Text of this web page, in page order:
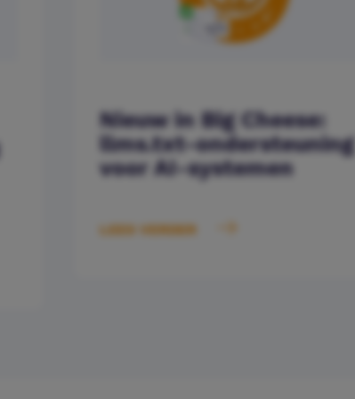
Nieuw in Big Cheese:
llms.txt-ondersteuning
voor AI-systemen
LEES VERDER